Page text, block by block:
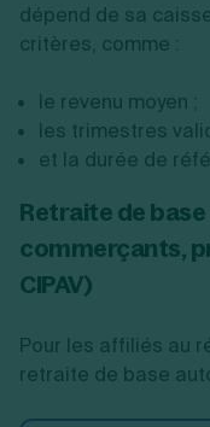
dépend de sa
critères, comme :
le revenu moyen ;
les trimestres
et la durée de
Retraite de
commerçants,
CIPAV)
Pour les affiliés au
retraite de base